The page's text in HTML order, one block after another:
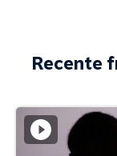
Recente